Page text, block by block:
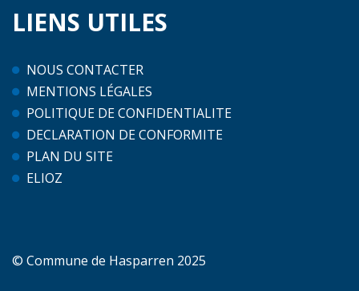
LIENS UTILES
NOUS CONTACTER
MENTIONS LÉGALES
POLITIQUE DE CONFIDENTIALITE
DECLARATION DE CONFORMITE
PLAN DU SITE
ELIOZ
© Commune de Hasparren 2025